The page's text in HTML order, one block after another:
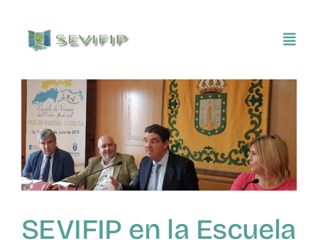
contenido
Inicio
Conócenos
Asociarse
SEVIFIP CONECTA
SEVIFIP en la Escuela